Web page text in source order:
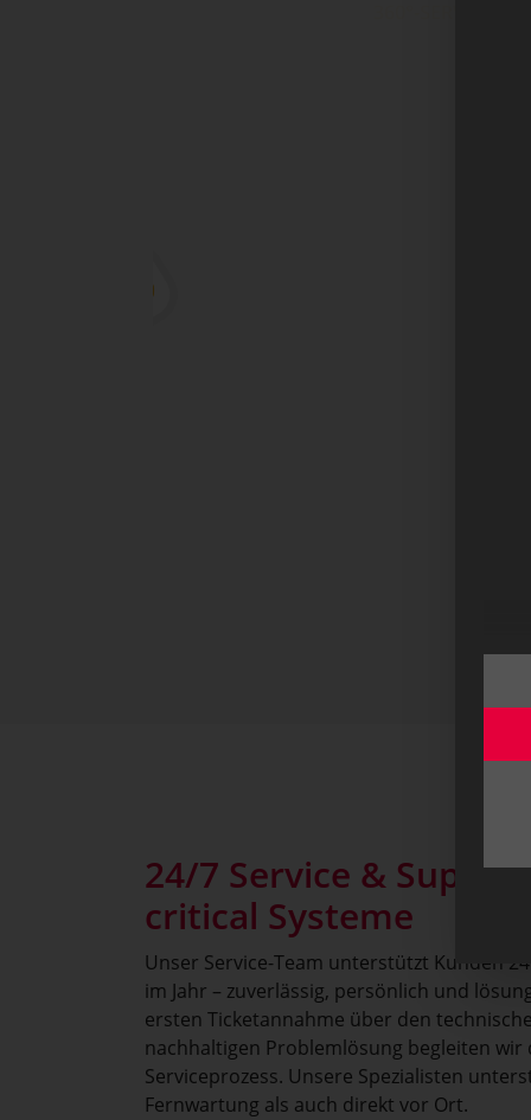
24/7 Service &
critical Systeme
Unser Service-Team unterstützt Kunden
im Jahr – zuverlässig, persönlich und
ersten Ticketannahme über den
nachhaltigen Problemlösung begleiten wir
Serviceprozess. Unsere Spezialisten
Fernwartung als auch direkt vor Ort.